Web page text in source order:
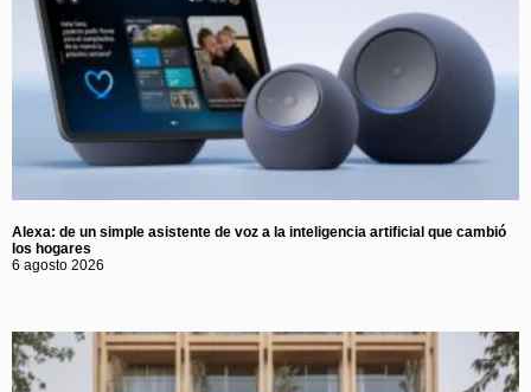
Alexa: de un simple asistente de voz a la inteligencia artificial que cambió
los hogares
6 agosto 2026